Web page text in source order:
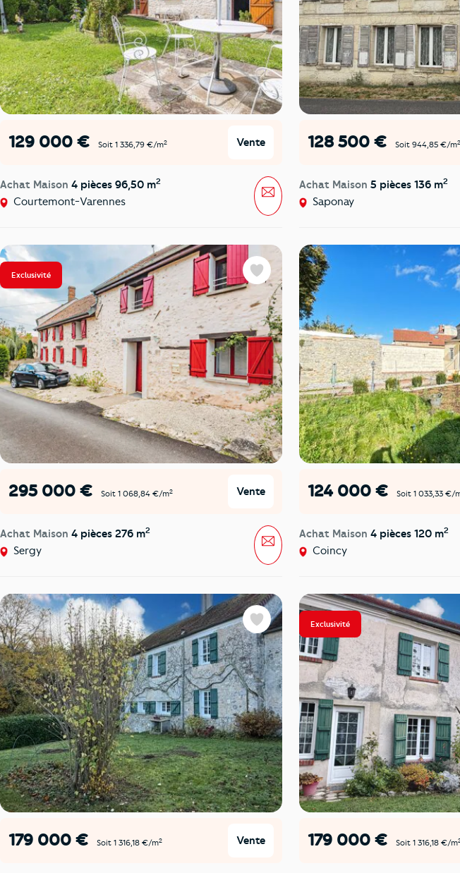
129 000 € Soit 1 336,79 €/m2 Vente
Achat Maison 4 pièces 96,50 m2
Courtemont-Varennes
Message
128 500 € Soit 944,85 €/m2
Achat Maison 5 pièces 136 m2
Saponay
Exclusivité
295 000 € Soit 1 068,84 €/m2 Vente
Achat Maison 4 pièces 276 m2
Sergy
Favoris
Message
124 000 € Soit 1 033,33 €/
Achat Maison 4 pièces 120 m2
Coincy
179 000 € Soit 1 316,18 €/m2 Vente
Favoris Exclusivité
179 000 € Soit 1 316,18 €/m